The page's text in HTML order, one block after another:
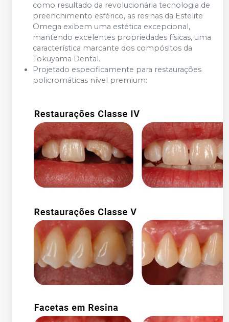
como resultado da revolucionária tecnologia de
preenchimento esférico, as resinas da Estelite
Omega exibem uma estética excepcional,
mantendo excelentes propriedades físicas, uma
característica marcante dos compósitos da
Tokuyama Dental.
Projetado especificamente para restaurações
policromáticas nível premium: